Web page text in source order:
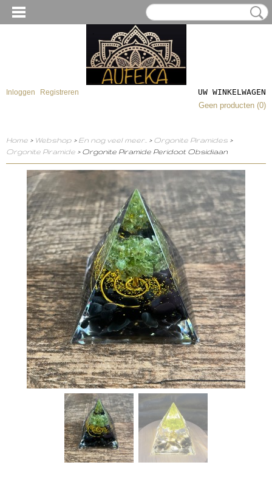
Inloggen Registreren
UW WINKELWAGEN
Geen producten (0)
Home > Webshop > En nog veel meer.. > Orgonite Piramides >
Orgonite Piramide > Orgonite Piramide Peridoot Obsidiaan